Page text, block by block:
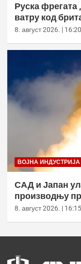
Руска
ватру код
морнарица
8. август 2026. | 16:20
ВОЈНА ИНДУСТРИЈА
САД и Јапан
производњу
8. август 2026. | 16:15